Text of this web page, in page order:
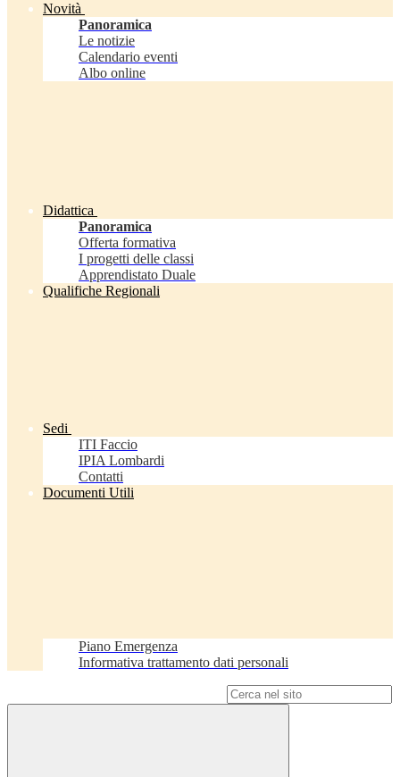
Novità
Panoramica
Le notizie
Calendario eventi
Albo online
Didattica
Panoramica
Offerta formativa
I progetti delle classi
Apprendistato Duale
Qualifiche Regionali
Sedi
ITI Faccio
IPIA Lombardi
Contatti
Documenti Utili
Piano Emergenza
Informativa trattamento dati personali